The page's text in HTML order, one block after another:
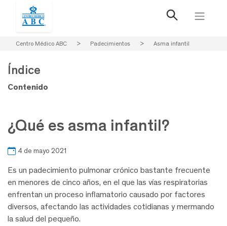
Centro Médico ABC > Padecimientos > Asma infantil
¿Qué es asma infantil?
4 de mayo 2021
Es un padecimiento pulmonar crónico bastante frecuente
en menores de cinco años, en el que las vías respiratorias
enfrentan un proceso inflamatorio causado por factores
diversos, afectando las actividades cotidianas y mermando
la salud del pequeño.
Índice
Contenido